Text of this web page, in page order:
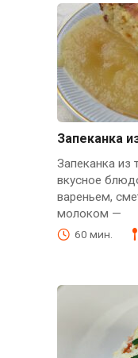
Запеканка
Запеканка из
вкусное
вареньем,
молоком —
60 мин.